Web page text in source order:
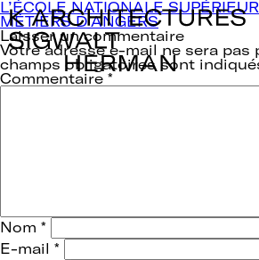
Navigation
de
l’article
L’ÉCOLE NATIONALE
MÉTIERS D’ANGERS
Laisser un commentaire
Votre adresse e-mail ne sera pas
champs obligatoires sont
Commentaire *
Nom *
E-mail *